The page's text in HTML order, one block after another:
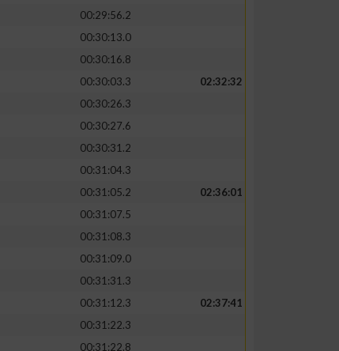
00:29:56.2
00:30:13.0
00:30:16.8
00:30:03.3
02:32:32
00:30:26.3
00:30:27.6
00:30:31.2
00:31:04.3
00:31:05.2
02:36:01
00:31:07.5
00:31:08.3
00:31:09.0
00:31:31.3
00:31:12.3
02:37:41
00:31:22.3
00:31:22.8